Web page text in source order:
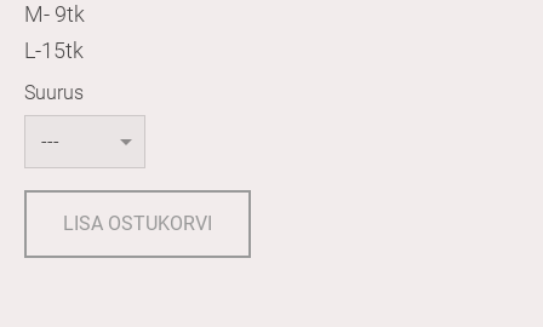
M- 9tk
L-15tk
Suurus
LISA OSTUKORVI